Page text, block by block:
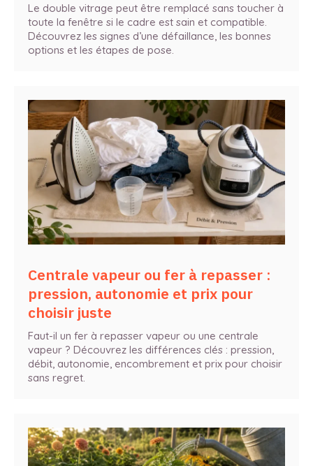
Le double vitrage peut être remplacé sans toucher à
toute la fenêtre si le cadre est sain et compatible.
Découvrez les signes d’une défaillance, les bonnes
options et les étapes de pose.
Centrale vapeur ou fer à repasser :
pression, autonomie et prix pour
choisir juste
Faut-il un fer à repasser vapeur ou une centrale
vapeur ? Découvrez les différences clés : pression,
débit, autonomie, encombrement et prix pour choisir
sans regret.